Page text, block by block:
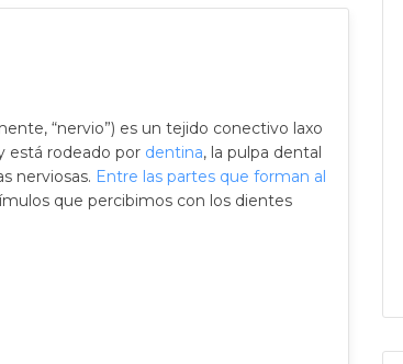
“nervio”) es un tejido conectivo laxo
está rodeado por dentina, la pulpa dental
nerviosas. Entre las partes que forman al
que percibimos con los dientes